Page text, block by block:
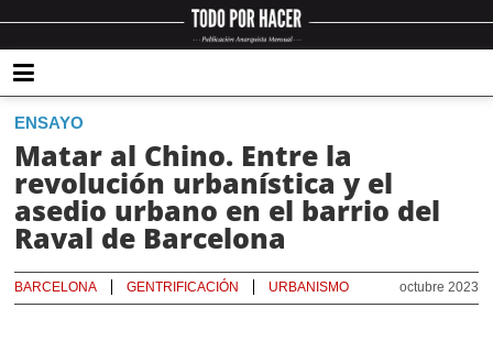
ENSAYO
Matar al Chino. Entre la
revolución urbanística y el
asedio urbano en el barrio del
Raval de Barcelona
octubre 2023
BARCELONA GENTRIFICACIÓN URBANISMO